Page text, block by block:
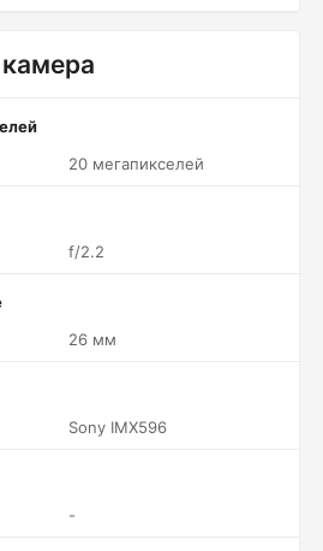
20 мегапикселей
f/2.2
26 мм
Sony IMX596
-